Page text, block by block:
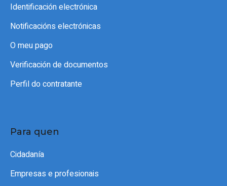
Identificación electrónica
Notificacións electrónicas
O meu pago
Verificación de documentos
Perfil do contratante
Para quen
Cidadanía
Empresas e profesionais